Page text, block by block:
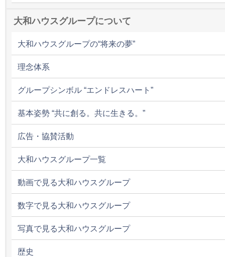
大和ハウスグループについて
大和ハウスグループの“将来の夢”
理念体系
グループシンボル “エンドレスハート”
基本姿勢 “共に創る。共に生きる。”
広告・協賛活動
大和ハウスグループ一覧
動画で見る大和ハウスグループ
数字で見る大和ハウスグループ
写真で見る大和ハウスグループ
歴史